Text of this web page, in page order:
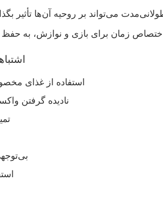
می‌تواند بر روحیه آن‌ها تأثیر
استفاده از غذای
نادیده گرفتن